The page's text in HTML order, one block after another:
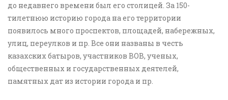
до недавнего времени был его столицей. За 150-
тилетнюю историю города на его территории
появилось много проспектов, площадей, набережных,
улиц, переулков и пр. Все они названы в честь
казахских батыров, участников ВОВ, ученых,
общественных и государственных деятелей,
памятных дат из истории города и пр.